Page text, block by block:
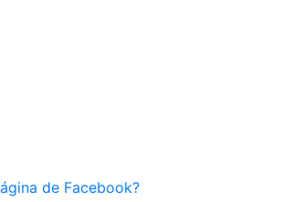
de Facebook?